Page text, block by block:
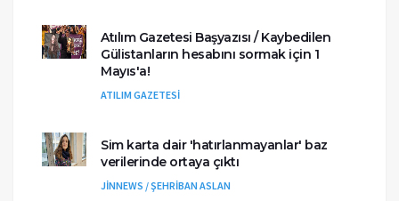
Atılım Gazetesi Başyazısı / Kaybedilen
Gülistanların hesabını sormak için 1
Mayıs'a!
ATILIM GAZETESİ
Sim karta dair 'hatırlanmayanlar' baz
verilerinde ortaya çıktı
JİNNEWS / ŞEHRİBAN ASLAN